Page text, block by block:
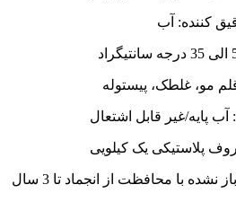
کننده: آب
قلم مو، غلطک، پیستوله
پایه/غیر قابل اشتعال
پلاستیکی یک کیلویی
با محافظت از انجماد تا 3 سال